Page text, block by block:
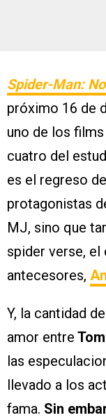
Spider-Man:
próximo 16 de
uno de los
cuatro del
es el regreso de
protagonistas
MJ, sino que
spider verse, el
antecesores,
Y, la cantidad
amor entre
las
llevado a los
fama. Sin